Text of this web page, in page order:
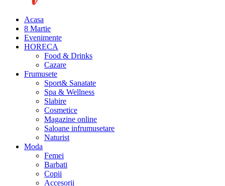
Acasa
8 Martie
Evenimente
HORECA
Food & Drinks
Cazare
Frumusete
Sport& Sanatate
Spa & Wellness
Slabire
Cosmetice
Magazine online
Saloane infrumusetare
Naturist
Moda
Femei
Barbati
Copii
Accesorii